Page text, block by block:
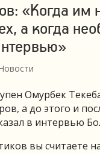
«Когда им
а когда
Омурбек
а до этого и
в интервью
вы считаете